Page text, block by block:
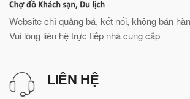
Website chỉ quảng bá, kết nối, không bán
Vui lòng liên hệ trực tiếp nhà cung cấp
LIÊN HỆ